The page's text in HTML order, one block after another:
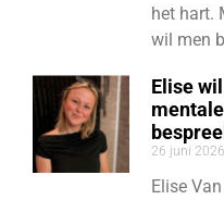
het hart.
wil men
Elise
26 juni
Elise